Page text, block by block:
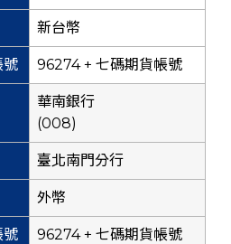
新台幣
96274 + 七碼期貨帳號
華南銀行
(008)
臺北南門分行
外幣
96274 + 七碼期貨帳號